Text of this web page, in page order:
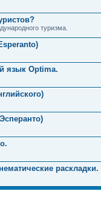
туризма.
язык Optima.
раскладки.